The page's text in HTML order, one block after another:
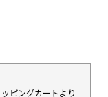
ピングカートより